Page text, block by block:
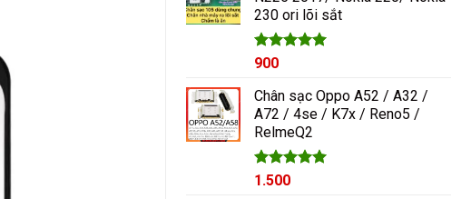
1.000₫.
230 ori lõi sắt
Được xếp
5 sao
900
Chân sạc Oppo A52 / A32 /
A72 / 4se / K7x / Reno5 /
RelmeQ2
Được xếp
1.500